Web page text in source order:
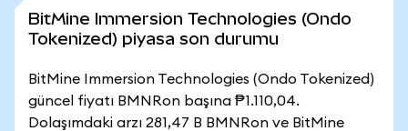
BitMine Immersion Technologies (Ondo
Tokenized) piyasa son durumu
BitMine Immersion Technologies (Ondo Tokenized)
güncel fiyatı BMNRon başına ₱1.110,04.
Dolaşımdaki arzı 281,47 B BMNRon ve BitMine